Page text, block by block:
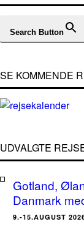
Search Button
SE KOMMENDE
UDVALGTE
Gotland,
Danmark
9.-15.AUGUST